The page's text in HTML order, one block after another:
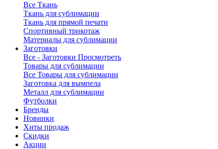
Все Ткань
Ткань для сублимации
Ткань для прямой печати
Спортивный трикотаж
Материалы для сублимации
Заготовки
Все - Заготовки Просмотреть
Товары для сублимации
Все Товары для сублимации
Заготовка для вымпела
Металл для сублимации
Футболки
Бренды
Новинки
Хиты продаж
Скидки
Акции